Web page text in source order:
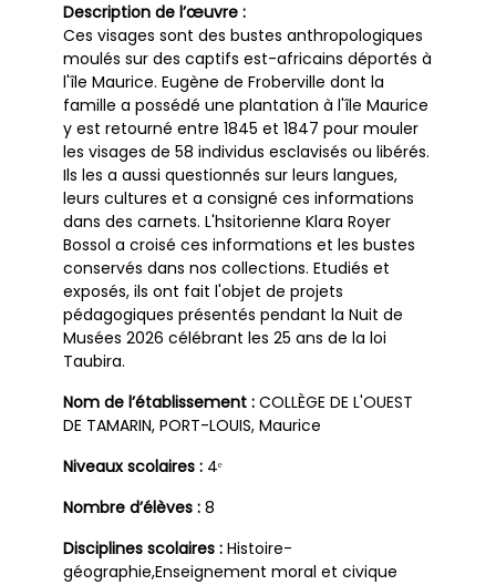
Description de l’œuvre :
Ces visages sont des bustes anthropologiques
moulés sur des captifs est-africains déportés à
l'île Maurice. Eugène de Froberville dont la
famille a possédé une plantation à l'île Maurice
y est retourné entre 1845 et 1847 pour mouler
les visages de 58 individus esclavisés ou libérés.
Ils les a aussi questionnés sur leurs langues,
leurs cultures et a consigné ces informations
dans des carnets. L'hsitorienne Klara Royer
Bossol a croisé ces informations et les bustes
conservés dans nos collections. Etudiés et
exposés, ils ont fait l'objet de projets
pédagogiques présentés pendant la Nuit de
Musées 2026 célébrant les 25 ans de la loi
Taubira.
Nom de l’établissement : COLLÈGE DE L'OUEST
DE TAMARIN, PORT-LOUIS, Maurice
Niveaux scolaires : 4ᵉ
Nombre d’élèves : 8
Disciplines scolaires : Histoire-
géographie,Enseignement moral et civique